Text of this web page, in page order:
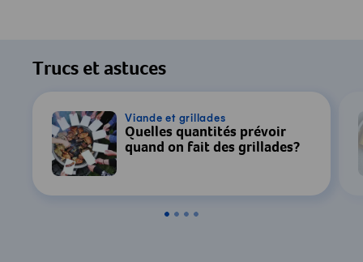
Trucs et astuces
Viande et grillades
Quelles quantités prévoir
quand on fait des grillades?